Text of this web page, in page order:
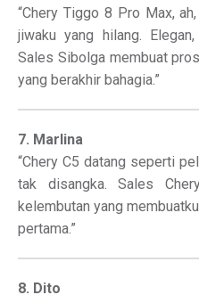
“Chery Tiggo 8 Pro Max,
jiwaku yang hilang.
Sales Sibolga membuat
yang berakhir bahagia.”
7. Marlina
“Chery C5 datang seperti
tak disangka. Sales
kelembutan yang
pertama.”
8. Dito